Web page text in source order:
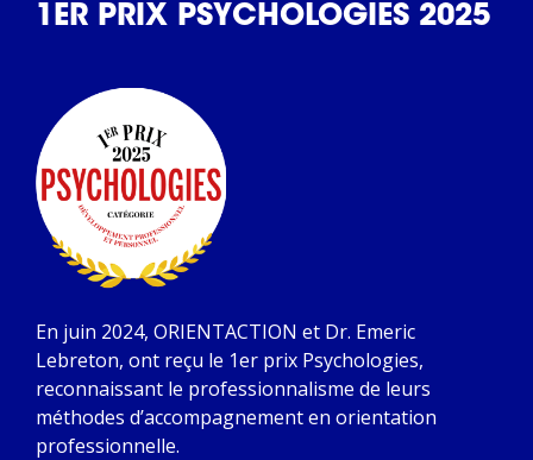
1ER PRIX PSYCHOLOGIES 2025
En juin 2024, ORIENTACTION et Dr. Emeric
Lebreton, ont reçu le 1er prix Psychologies,
reconnaissant le professionnalisme de leurs
méthodes d’accompagnement en orientation
professionnelle.